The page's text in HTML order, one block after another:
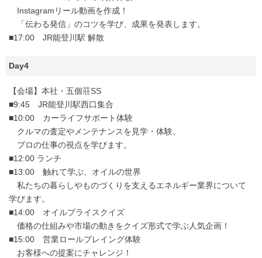
Instagramリール動画を作成！
「伝わる発信」のコツを学び、成果を発表します。
■17:00 JR能登川駅 解散
Day4
【会場】本社・五個荘SS
■9:45 JR能登川駅西口集合
■10:00 カーライフサポート体験
クルマの査定やメンテナンスを見学・体験。
プロの仕事の視点を学びます。
■12:00 ランチ
■13:00 触れて学ぶ、オイルの世界
私たちの暮らしやものづくりを支えるエネルギー業界について
学びます。
■14:00 オイルプライスクイズ
価格の仕組みや市場の動きをクイズ形式で学ぶ人気企画！
■15:00 営業ロールプレイング体験
お客様への提案にチャレンジ！